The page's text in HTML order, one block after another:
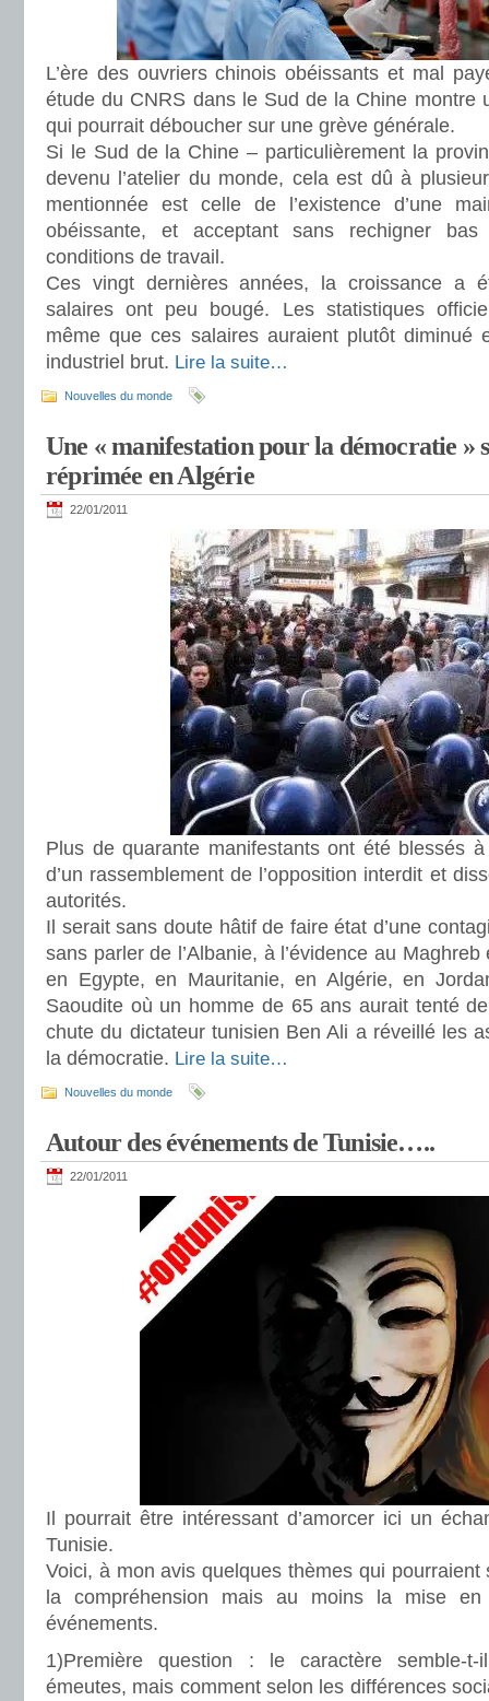
L’ère des ouvriers chinois obéissants et mal
étude du CNRS dans le Sud de la Chine montre
qui pourrait déboucher sur une grève générale.
Si le Sud de la Chine – particulièrement la
devenu l’atelier du monde, cela est dû à
mentionnée est celle de l’existence d’une
obéissante, et acceptant sans rechigner
conditions de travail.
Ces vingt dernières années, la croissance a
salaires ont peu bougé. Les statistiques
même que ces salaires auraient plutôt diminué
industriel brut. Lire la suite…
Nouvelles du monde
Une « manifestation pour la démocratie »
réprimée en Algérie
22/01/2011
Plus de quarante manifestants ont été blessés
d’un rassemblement de l’opposition interdit et
autorités.
Il serait sans doute hâtif de faire état d’une
sans parler de l’Albanie, à l’évidence au
en Egypte, en Mauritanie, en Algérie, en
Saoudite où un homme de 65 ans aurait tenté
chute du dictateur tunisien Ben Ali a réveillé les
la démocratie. Lire la suite…
Nouvelles du monde
Autour des événements de Tunisie…..
22/01/2011
Il pourrait être intéressant d’amorcer ici un
Tunisie.
Voici, à mon avis quelques thèmes qui pourraient
la compréhension mais au moins la mise
événements.
1)Première question : le caractère semble-
émeutes, mais comment selon les différences